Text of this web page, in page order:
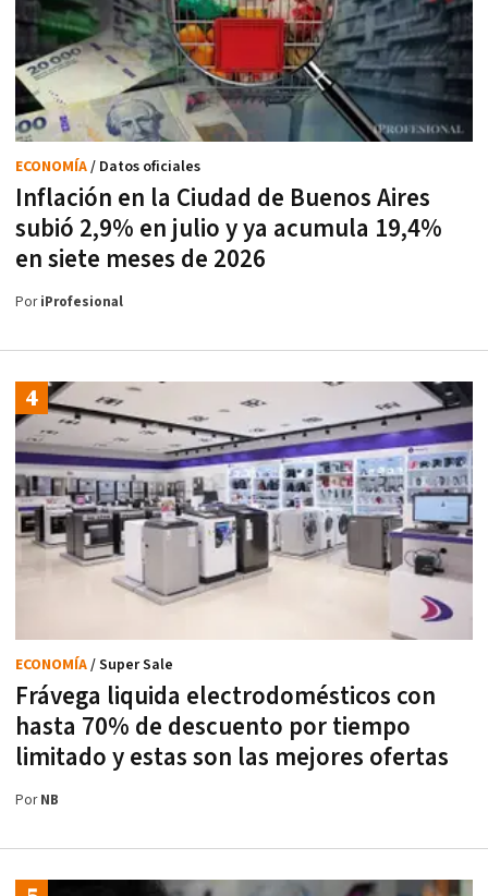
Inflación en la Ciudad de Buenos Aires
subió 2,9% en julio y ya acumula 19,4%
en siete meses de 2026
ECONOMÍA/ Datos oficiales
PoriProfesional
Frávega liquida electrodomésticos con
hasta 70% de descuento por tiempo
limitado y estas son las mejores ofertas
ECONOMÍA/ Super Sale
PorNB